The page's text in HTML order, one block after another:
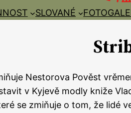
SLOVANÉ
Nestorova Pověst
v Kyjevě modly kniže
se zmiňuje o tom, že lidé